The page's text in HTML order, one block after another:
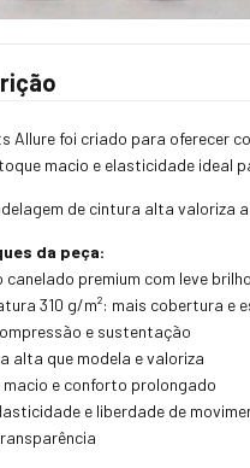
Allure foi criado para oferecer
macio e elasticidade ideal
de cintura alta valoriza
da peça:
canelado premium com leve brilho
310 g/m²: mais cobertura e
e sustentação
alta que modela e valoriza
macio e conforto prolongado
e liberdade de